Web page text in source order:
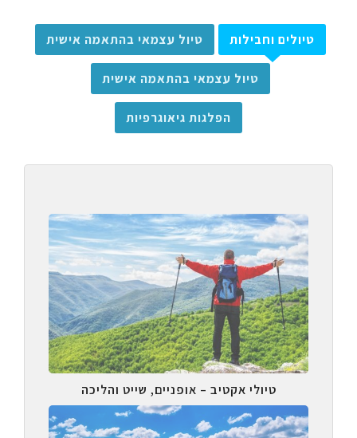
טיולים וחבילות טיול עצמאי בהתאמה אישית
טיול עצמאי בהתאמה אישית
הפלגות גיאוגרפיות
טיולי אקטיב – אופניים, שייט והליכה